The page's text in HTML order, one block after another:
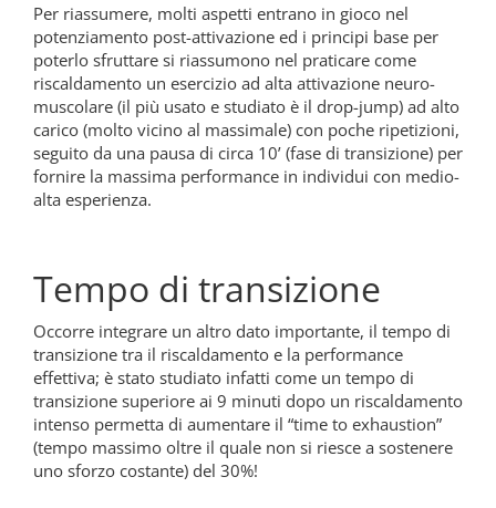
Per riassumere, molti aspetti entrano in gioco nel
potenziamento post-attivazione ed i principi base per
poterlo sfruttare si riassumono nel praticare come
riscaldamento un esercizio ad alta attivazione neuro-
muscolare (il più usato e studiato è il drop-jump) ad alto
carico (molto vicino al massimale) con poche ripetizioni,
seguito da una pausa di circa 10’ (fase di transizione) per
fornire la massima performance in individui con medio-
alta esperienza.
Tempo di transizione
Occorre integrare un altro dato importante, il tempo di
transizione tra il riscaldamento e la performance
effettiva; è stato studiato infatti come un tempo di
transizione superiore ai 9 minuti dopo un riscaldamento
intenso permetta di aumentare il “time to exhaustion”
(tempo massimo oltre il quale non si riesce a sostenere
uno sforzo costante) del 30%!